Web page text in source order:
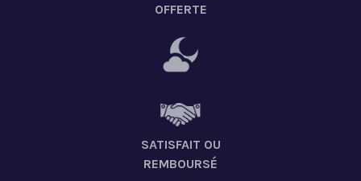
OFFERTE
SATISFAIT OU
REMBOURSÉ